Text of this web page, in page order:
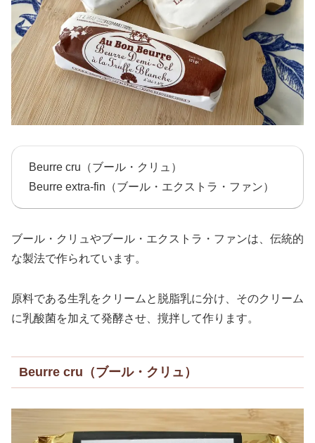
Beurre cru（ブール・クリュ）
Beurre extra-fin（ブール・エクストラ・ファン）
ブール・クリュやブール・エクストラ・ファンは、伝統的
な製法で作られています。
原料である生乳をクリームと脱脂乳に分け、そのクリーム
に乳酸菌を加えて発酵させ、撹拌して作ります。
Beurre cru（ブール・クリュ）